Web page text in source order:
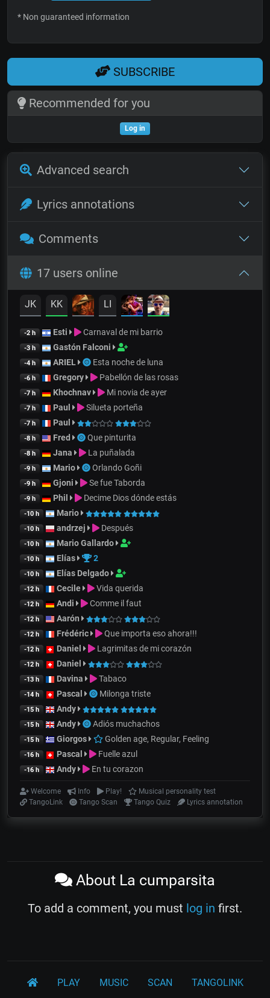
* Non guaranteed information
SUBSCRIBE
Recommended for you
Log in
Advanced search
Lyrics annotations
Comments
17 users online
JK KK LI
-2 h Esti Carnaval de mi barrio
-3 h Gastón Falconi
-4 h ARIEL Esta noche de luna
-6 h Gregory Pabellón de las rosas
-7 h Khochnav Mi novia de ayer
-7 h Paul Silueta porteña
-7 h Paul
-8 h Fred Que pinturita
-8 h Jana La puñalada
-9 h Mario Orlando Goñi
-9 h Gjoni Se fue Taborda
-9 h Phil Decime Dios dónde estás
-10 h Mario
-10 h andrzej Después
-10 h Mario Gallardo
-10 h Elías 2
-10 h Elías Delgado
-12 h Cecile Vida querida
-12 h Andi Comme il faut
-12 h Aarón
-12 h Frédéric Que importa eso ahora!!!
-12 h Daniel Lagrimitas de mi corazón
-12 h Daniel
-13 h Davina Tabaco
-14 h Pascal Milonga triste
-15 h Andy
-15 h Andy Adiós muchachos
-15 h Giorgos Golden age, Regular, Feeling
-16 h Pascal Fuelle azul
-16 h Andy En tu corazon
Welcome Info Play!
Musical personality test
TangoLink
Tango Scan Tango Quiz Lyrics annotation
About La cumparsita
To add a comment, you must log in first.
PLAY MUSIC SCAN TANGOLINK